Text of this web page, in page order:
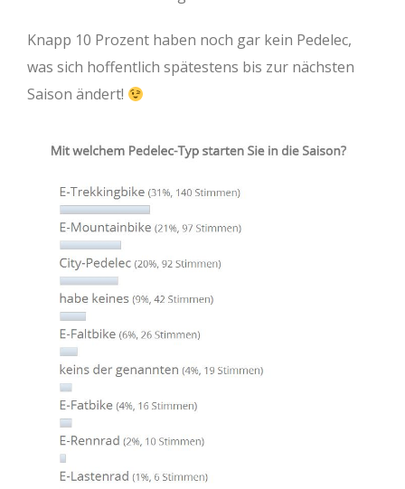
Knapp 10 Prozent haben noch gar kein Pedelec,
was sich hoffentlich spätestens bis zur nächsten
Saison ändert!